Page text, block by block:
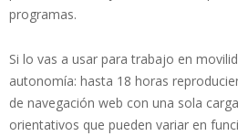
programas.
Si lo vas a usar para trabajo en
autonomía: hasta 18 horas
de navegación web con una sola
orientativos que pueden variar en